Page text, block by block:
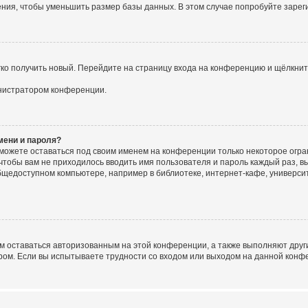
чтобы уменьшить размер базы данных. В этом случае попробуйте
получить новый. Перейдите на страницу входа на конференцию и
конференции.
и пароля?
оставаться под своим именем на конференции только некоторое
вам не приходилось вводить имя пользователя и пароль каждый раз,
компьютере, например в библиотеке, интернет-кафе,
авторизованным на этой конференции, а также выполняют
Если вы испытываете трудности со входом или выходом на данной